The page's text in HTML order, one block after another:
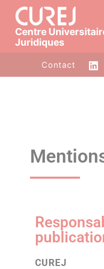
Centre
Juridiques
Contact
CUREJ
Panneau de gestion